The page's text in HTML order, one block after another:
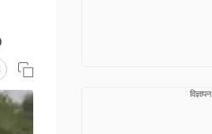
विज्ञापन